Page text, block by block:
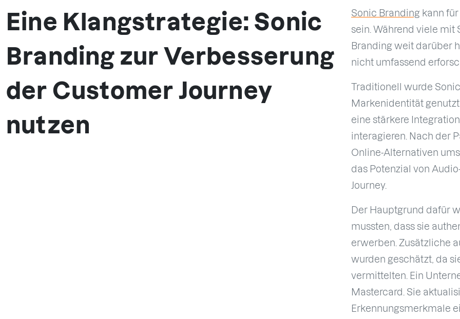
Eine Klangstrategie: Sonic
Branding zur Verbesserung
der Customer Journey
nutzen
Sonic Branding kann
sein. Während viele mit
Branding weit darüber
nicht umfassend
Traditionell wurde
Markenidentität
eine stärkere
interagieren. Nach der
Online-Alternativen
das Potenzial von
Journey.
Der Hauptgrund dafür
mussten, dass sie
erwerben. Zusätzliche
wurden geschätzt, da
vermittelten. Ein
Mastercard. Sie
Erkennungsmerkmale